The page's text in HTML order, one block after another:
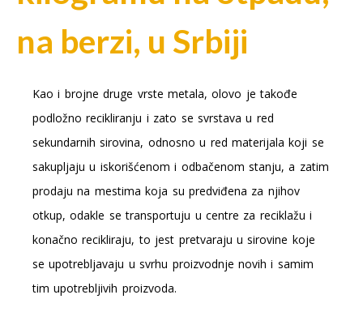
na berzi, u Srbiji
Kao i brojne druge vrste metala, olovo je takođe
podložno recikliranju i zato se svrstava u red
sekundarnih sirovina, odnosno u red materijala koji se
sakupljaju u iskorišćenom i odbačenom stanju, a zatim
prodaju na mestima koja su predviđena za njihov
otkup, odakle se transportuju u centre za reciklažu i
konačno recikliraju, to jest pretvaraju u sirovine koje
se upotrebljavaju u svrhu proizvodnje novih i samim
tim upotrebljivih proizvoda.